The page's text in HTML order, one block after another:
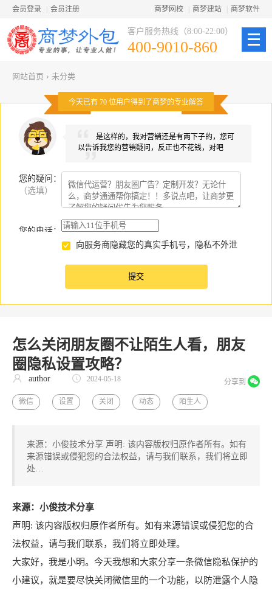
会员登录 会员注册 商梦网校 商梦建站 商梦软件
客户服务热线（8:00-22:00）
400-9010-860
网站首页 › 未分类
今天已有 70 位用户得到了商梦的专业解答
是这样的，我对营销还是有两下子的，您可
以告诉我您的营销疑问，反正也不花钱，对吧
您的疑问
（选填）
：
您的电话：
向服务商隐藏您的真实手机号，隐私不外泄
怎么关闭朋友圈不让陌生人看，朋友
圈隐私设置攻略？
分享到
author 2024-05-18
微信 设置 关闭 动态 陌生人
来源：小俊技术分享 声明: 该内容版权归原作者所有。如有
来源错误或侵犯您的合法权益，请与我们联系，我们将立即
处…
来源：小俊技术分享
声明: 该内容版权归原作者所有。如有来源错误或侵犯您的合
法权益，请与我们联系，我们将立即处理。
大家好，我是小明。今天我想和大家分享一条微信隐私保护的
小建议，就是要尽快关闭微信里的一个功能，以防泄露个人隐